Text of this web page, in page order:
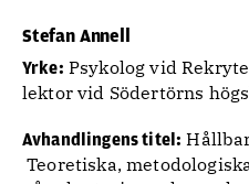
Stefan Annell
Yrke: Psykolog vid
lektor vid Södertörns
Avhandlingens titel:
Teoretiska,